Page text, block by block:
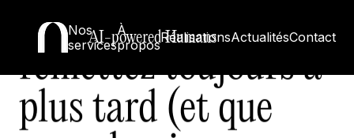
AI-powered Humans
Nos
services
À
proposRéalisationsActualitésContact
c'est l'outil que vous
remettez toujours à
plus tard (et que